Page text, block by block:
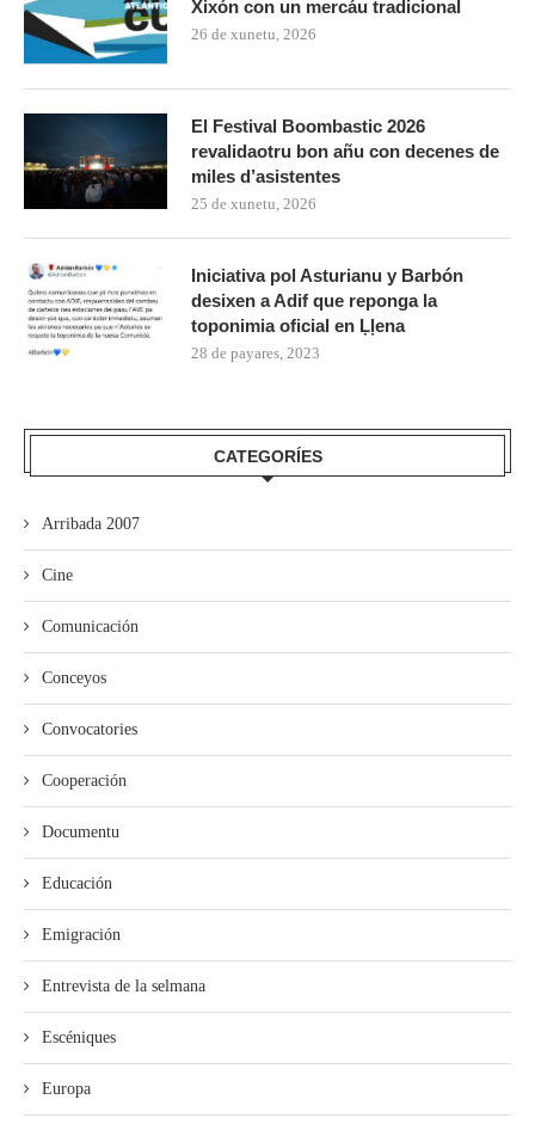
Xixón con un mercáu tradicional
26 de xunetu, 2026
El Festival Boombastic 2026
revalidaotru bon añu con decenes de
miles d’asistentes
25 de xunetu, 2026
Iniciativa pol Asturianu y Barbón
desixen a Adif que reponga la
toponimia oficial en Ḷḷena
28 de payares, 2023
CATEGORÍES
Arribada 2007
Cine
Comunicación
Conceyos
Convocatories
Cooperación
Documentu
Educación
Emigración
Entrevista de la selmana
Escéniques
Europa